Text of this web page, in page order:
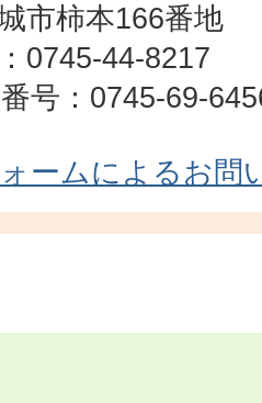
市柿本166番地
0745-44-8217
号：0745-69-
ームによるお問